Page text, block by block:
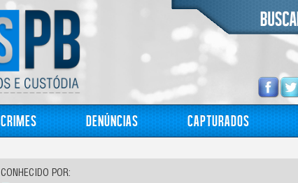
Crimes Denúncias Capturados
CONHECIDO POR: